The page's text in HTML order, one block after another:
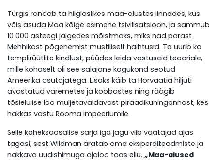
Türgis rändab ta hiiglaslikes maa-alustes linnades, kus
võis asuda Maa kõige esimene tsivilisatsioon, ja sammub
10 000 asteegi jälgedes mõistmaks, miks nad pärast
Mehhikost põgenemist müstiliselt haihtusid. Ta uurib ka
templirüütlite kindlust, püüdes leida vastuseid teooriale,
mille kohaselt oli see salajane kogukond seotud
Ameerika asutajatega. Lisaks käib ta Horvaatia hiljuti
avastatud varemetes ja koobastes ning räägib
tõsielulise loo muljetavaldavast piraadikuningannast, kes
hakkas vastu Rooma impeeriumile.
Selle kaheksaosalise sarja iga jagu viib vaatajad ajas
tagasi, sest Wildman äratab oma eksperditeadmiste ja
nakkava uudishimuga ajaloo taas ellu. „Maa-alused